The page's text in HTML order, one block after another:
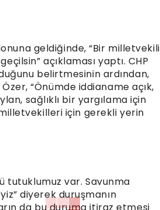
geldiğinde, “Bir milletvekili
açıklaması yaptı. CHP
belirtmesinin ardından,
“Önümde iddianame açık,
sağlıklı bir yargılama için
için gerekli yerin
tutuklumuz var. Savunma
diyerek duruşmanın